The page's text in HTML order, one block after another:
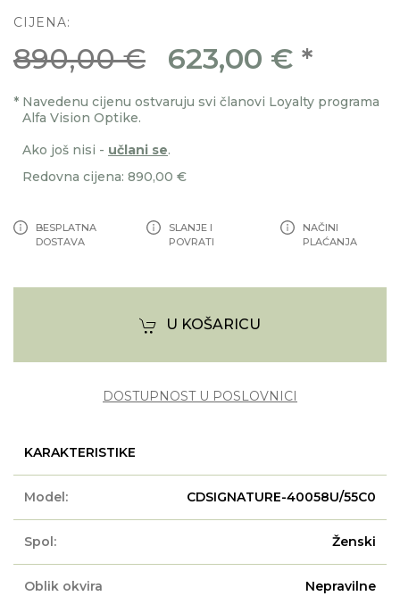
CIJENA:
890,00 € 623,00 € *
* Navedenu cijenu ostvaruju svi članovi Loyalty programa
Alfa Vision Optike.
Ako još nisi - učlani se.
Redovna cijena: 890,00 €
BESPLATNA
DOSTAVA
SLANJE I
POVRATI
NAČINI
PLAĆANJA
U KOŠARICU
DOSTUPNOST U POSLOVNICI
KARAKTERISTIKE
Model: CDSIGNATURE-40058U/55C0
Spol: Ženski
Oblik okvira Nepravilne